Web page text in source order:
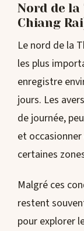
Nord de
Chiang
Le nord de la
les plus
enregistre
jours. Les
de journée,
et
certaines
Malgré ces
restent
pour explorer